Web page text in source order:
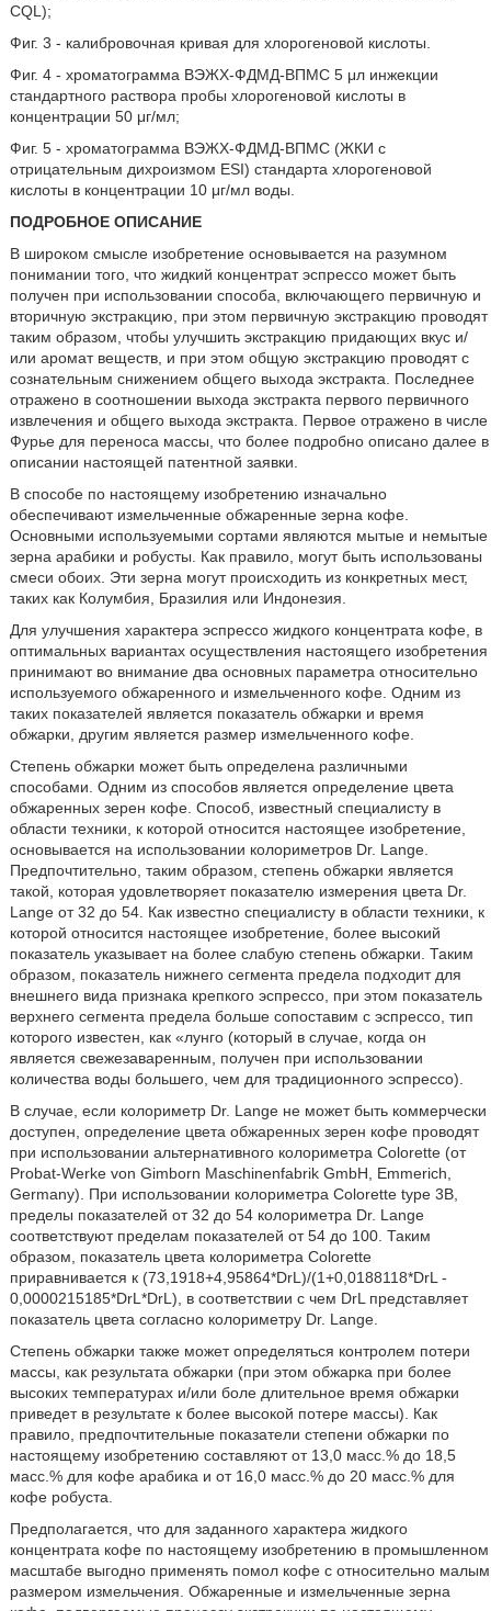
CQL);
Фиг. 3 - калибровочная кривая для хлорогеновой кислоты.
Фиг. 4 - хроматограмма ВЭЖХ-ФДМД-ВПМС 5 μл инжекции
стандартного раствора пробы хлорогеновой кислоты в
концентрации 50 μг/мл;
Фиг. 5 - хроматограмма ВЭЖХ-ФДМД-ВПМС (ЖКИ с
отрицательным дихроизмом ESI) стандарта хлорогеновой
кислоты в концентрации 10 μг/мл воды.
ПОДРОБНОЕ ОПИСАНИЕ
В широком смысле изобретение основывается на разумном
понимании того, что жидкий концентрат эспрессо может быть
получен при использовании способа, включающего первичную и
вторичную экстракцию, при этом первичную экстракцию проводят
таким образом, чтобы улучшить экстракцию придающих вкус и/
или аромат веществ, и при этом общую экстракцию проводят с
сознательным снижением общего выхода экстракта. Последнее
отражено в соотношении выхода экстракта первого первичного
извлечения и общего выхода экстракта. Первое отражено в числе
Фурье для переноса массы, что более подробно описано далее в
описании настоящей патентной заявки.
В способе по настоящему изобретению изначально
обеспечивают измельченные обжаренные зерна кофе.
Основными используемыми сортами являются мытые и немытые
зерна арабики и робусты. Как правило, могут быть использованы
смеси обоих. Эти зерна могут происходить из конкретных мест,
таких как Колумбия, Бразилия или Индонезия.
Для улучшения характера эспрессо жидкого концентрата кофе, в
оптимальных вариантах осуществления настоящего изобретения
принимают во внимание два основных параметра относительно
используемого обжаренного и измельченного кофе. Одним из
таких показателей является показатель обжарки и время
обжарки, другим является размер измельченного кофе.
Степень обжарки может быть определена различными
способами. Одним из способов является определение цвета
обжаренных зерен кофе. Способ, известный специалисту в
области техники, к которой относится настоящее изобретение,
основывается на использовании колориметров Dr. Lange.
Предпочтительно, таким образом, степень обжарки является
такой, которая удовлетворяет показателю измерения цвета Dr.
Lange от 32 до 54. Как известно специалисту в области техники, к
которой относится настоящее изобретение, более высокий
показатель указывает на более слабую степень обжарки. Таким
образом, показатель нижнего сегмента предела подходит для
внешнего вида признака крепкого эспрессо, при этом показатель
верхнего сегмента предела больше сопоставим с эспрессо, тип
которого известен, как «лунго (который в случае, когда он
является свежезаваренным, получен при использовании
количества воды большего, чем для традиционного эспрессо).
В случае, если колориметр Dr. Lange не может быть коммерчески
доступен, определение цвета обжаренных зерен кофе проводят
при использовании альтернативного колориметра Colorette (от
Probat-Werke von Gimborn Maschinenfabrik GmbH, Emmerich,
Germany). При использовании колориметра Colorette type 3B,
пределы показателей от 32 до 54 колориметра Dr. Lange
соответствуют пределам показателей от 54 до 100. Таким
образом, показатель цвета колориметра Colorette
приравнивается к (73,1918+4,95864*DrL)/(1+0,0188118*DrL -
0,0000215185*DrL*DrL), в соответствии с чем DrL представляет
показатель цвета согласно колориметру Dr. Lange.
Степень обжарки также может определяться контролем потери
массы, как результата обжарки (при этом обжарка при более
высоких температурах и/или боле длительное время обжарки
приведет в результате к более высокой потере массы). Как
правило, предпочтительные показатели степени обжарки по
настоящему изобретению составляют от 13,0 масс.% до 18,5
масс.% для кофе арабика и от 16,0 масс.% до 20 масс.% для
кофе робуста.
Предполагается, что для заданного характера жидкого
концентрата кофе по настоящему изобретению в промышленном
масштабе выгодно применять помол кофе с относительно малым
размером измельчения. Обжаренные и измельченные зерна